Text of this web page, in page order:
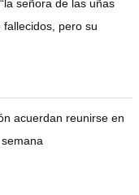
señora de las uñas
fallecidos, pero su
acuerdan reunirse en